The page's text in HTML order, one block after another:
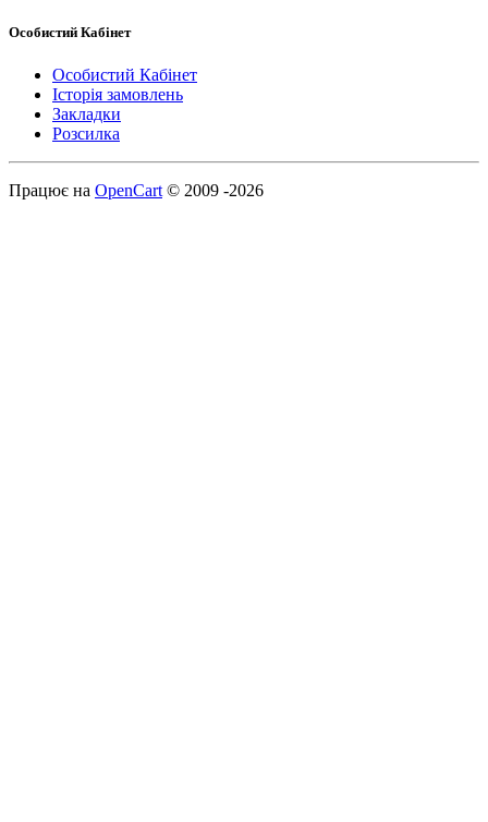
Особистий Кабінет
Особистий Кабінет
Історія замовлень
Закладки
Розсилка
Працює на OpenCart © 2009 -2026